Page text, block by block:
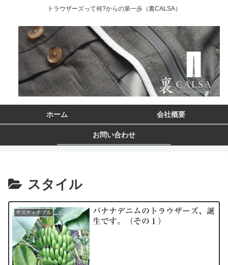
トラウザーズって何?からの第一歩（裏CALSA）
ホーム 会社概要
お問い合わせ
スタイル
サスティナブル
バナナデニムのトラウザーズ、誕
生です。（その１）